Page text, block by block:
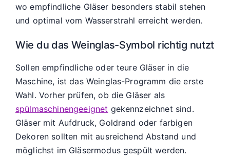
wo empfindliche Gläser besonders stabil stehen
und optimal vom Wasserstrahl erreicht werden.
Wie du das Weinglas-Symbol richtig nutzt
Sollen empfindliche oder teure Gläser in die
Maschine, ist das Weinglas-Programm die erste
Wahl. Vorher prüfen, ob die Gläser als
spülmaschinengeeignet gekennzeichnet sind.
Gläser mit Aufdruck, Goldrand oder farbigen
Dekoren sollten mit ausreichend Abstand und
möglichst im Gläsermodus gespült werden.